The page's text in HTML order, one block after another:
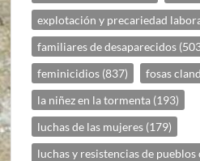
explotación y precariedad
familiares de desaparecidos
feminicidios (837) fosas
la niñez en la tormenta (193)
luchas de las mujeres (179)
luchas y resistencias de